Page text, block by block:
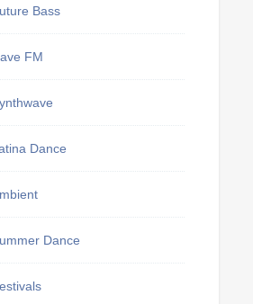
Bass
FM
Dance
Dance